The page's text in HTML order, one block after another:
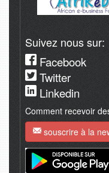
Suivez nous sur:
Facebook
Twitter
Linkedin
Comment recevoir
souscrire à la